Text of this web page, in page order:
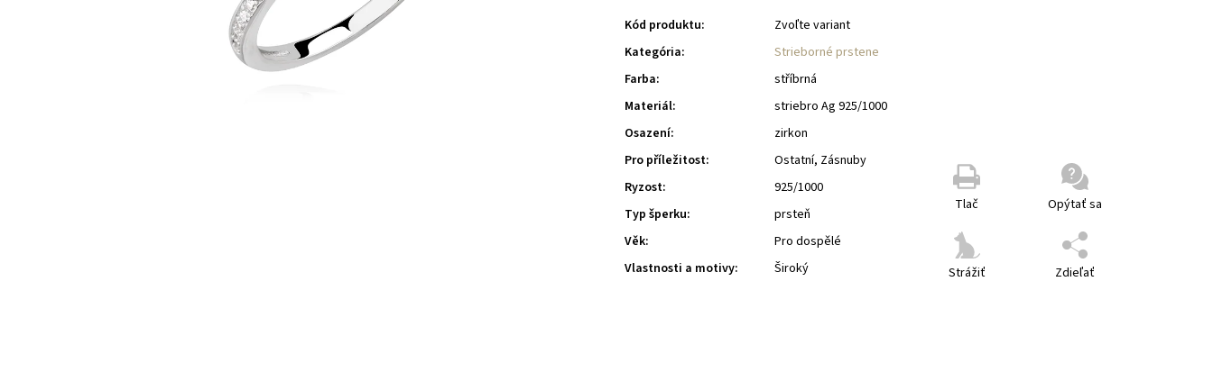
Tlač Opýtať sa
Strážiť Zdieľať
Kód produktu:
Zvoľte variant
Kategória:
Strieborné prstene
Farba:
stříbrná
Materiál:
striebro Ag 925/1000
Osazení:
zirkon
Pro příležitost:
Ostatní, Zásnuby
Ryzost:
925/1000
Typ šperku:
prsteň
Věk:
Pro dospělé
Vlastnosti a motivy: Široký